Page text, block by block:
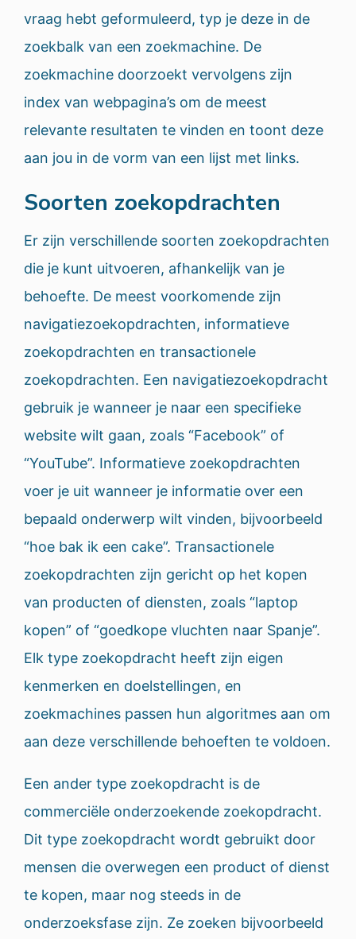
vraag hebt geformuleerd, typ je deze in de
zoekbalk van een zoekmachine. De
zoekmachine doorzoekt vervolgens zijn
index van webpagina’s om de meest
relevante resultaten te vinden en toont deze
aan jou in de vorm van een lijst met links.
Soorten zoekopdrachten
Er zijn verschillende soorten zoekopdrachten
die je kunt uitvoeren, afhankelijk van je
behoefte. De meest voorkomende zijn
navigatiezoekopdrachten, informatieve
zoekopdrachten en transactionele
zoekopdrachten. Een navigatiezoekopdracht
gebruik je wanneer je naar een specifieke
website wilt gaan, zoals “Facebook” of
“YouTube”. Informatieve zoekopdrachten
voer je uit wanneer je informatie over een
bepaald onderwerp wilt vinden, bijvoorbeeld
“hoe bak ik een cake”. Transactionele
zoekopdrachten zijn gericht op het kopen
van producten of diensten, zoals “laptop
kopen” of “goedkope vluchten naar Spanje”.
Elk type zoekopdracht heeft zijn eigen
kenmerken en doelstellingen, en
zoekmachines passen hun algoritmes aan om
aan deze verschillende behoeften te voldoen.
Een ander type zoekopdracht is de
commerciële onderzoekende zoekopdracht.
Dit type zoekopdracht wordt gebruikt door
mensen die overwegen een product of dienst
te kopen, maar nog steeds in de
onderzoeksfase zijn. Ze zoeken bijvoorbeeld